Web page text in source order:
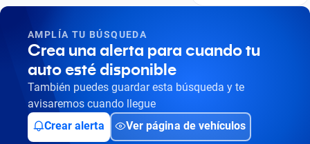
Busca por año
AMPLÍA TU BÚSQUEDA
Crea una alerta para cuando tu
auto esté disponible
También puedes guardar esta búsqueda y te
avisaremos cuando llegue
Crear alerta
Ver página de vehículos